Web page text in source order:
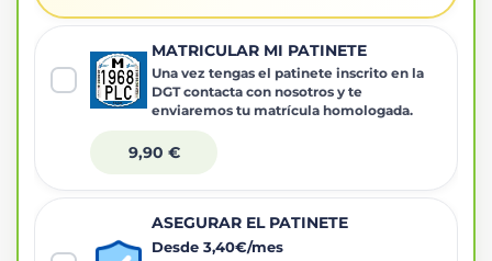
MATRICULAR MI PATINETE
Una vez tengas el patinete inscrito en la
DGT contacta con nosotros y te
enviaremos tu matrícula homologada.
9,90 €
ASEGURAR EL PATINETE
Desde 3,40€/mes